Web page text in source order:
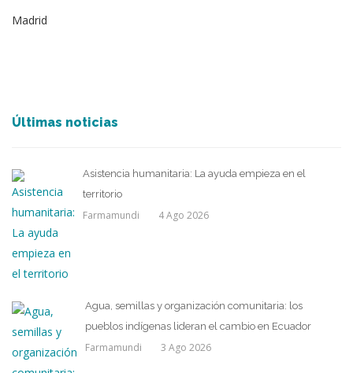
Madrid
Últimas noticias
Asistencia humanitaria: La ayuda empieza en el
territorio
Farmamundi 4 Ago 2026
Agua, semillas y organización comunitaria: los
pueblos indígenas lideran el cambio en Ecuador
Farmamundi 3 Ago 2026